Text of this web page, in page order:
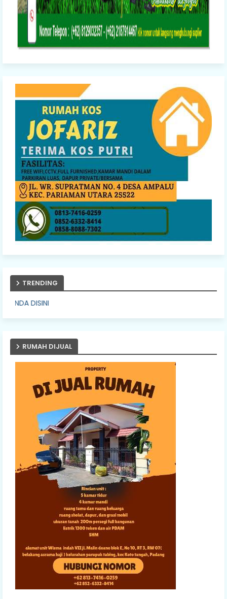
TRENDING
RUMAH DIJUAL